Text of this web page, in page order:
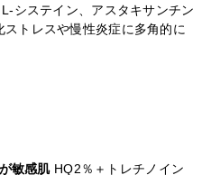
システイン、アスタキサンチン
ストレスや慢性炎症に多角的に
敏感肌 HQ2％＋トレチノイン